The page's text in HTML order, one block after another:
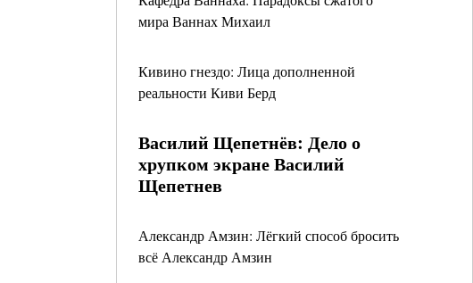
мира Ваннах Михаил
Кивино гнездо: Лица дополненной
реальности Киви Берд
Василий Щепетнёв: Дело о
хрупком экране Василий
Щепетнев
Александр Амзин: Лёгкий способ бросить
всё Александр Амзин